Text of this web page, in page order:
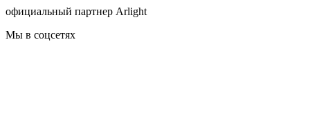
официальный партнер Arlight
Мы в соцсетях